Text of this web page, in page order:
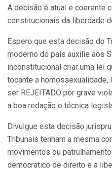
A decisão é atual e coerente
constitucionais da liberdade
Espero que esta decisão do
moderno do país auxilie aos
inconstitucional criar uma lei
tocante a
ser REJEITADO por grave
a boa redação e técnica
Divulgue esta decisão
Tribunais tenham a mesma
movimentos ou
democratico de direito e a